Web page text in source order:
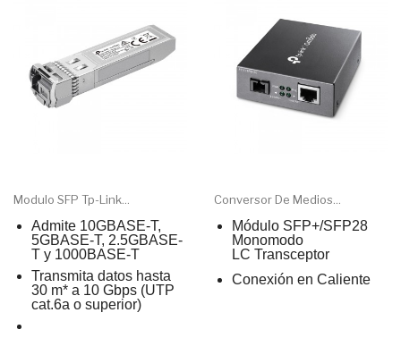
Modulo SFP Tp-Link...
Admite 10GBASE-T,
5GBASE-T, 2.5GBASE-
T y 1000BASE-T
Transmita datos hasta
30 m* a 10 Gbps (UTP
cat.6a o superior)
Conversor De Medios...
Módulo SFP+/SFP28
Monomodo
LC Transceptor
Conexión en Caliente